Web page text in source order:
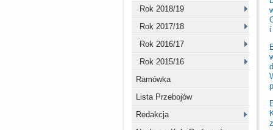
Rok 2018/19
Rok 2017/18
Rok 2016/17
Rok 2015/16
Ramówka
Lista Przebojów
Redakcja
i